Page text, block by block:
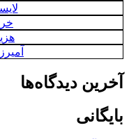
آمیرزا
آخرین دیدگاه‌ها
بایگانی